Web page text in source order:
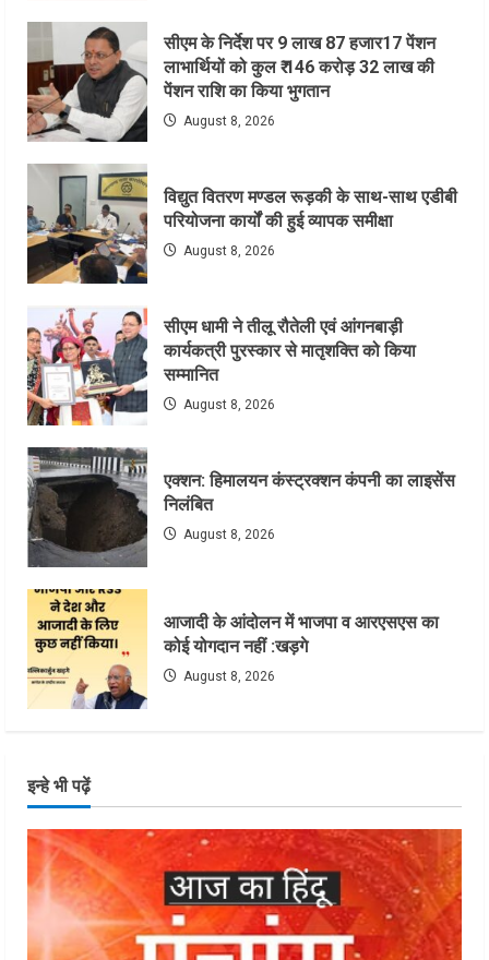
सीएम के निर्देश पर 9 लाख 87 हजार17 पेंशन
लाभार्थियों को कुल ₹ 146 करोड़ 32 लाख की
पेंशन राशि का किया भुगतान
August 8, 2026
विद्युत वितरण मण्डल रूड़की के साथ-साथ एडीबी
परियोजना कार्यों की हुई व्यापक समीक्षा
August 8, 2026
सीएम धामी ने तीलू रौतेली एवं आंगनबाड़ी
कार्यकत्री पुरस्कार से मातृशक्ति को किया
सम्मानित
August 8, 2026
एक्शन: हिमालयन कंस्ट्रक्शन कंपनी का लाइसेंस
निलंबित
August 8, 2026
आजादी के आंदोलन में भाजपा व आरएसएस का
कोई योगदान नहीं :खड़गे
August 8, 2026
इन्हे भी पढ़ें